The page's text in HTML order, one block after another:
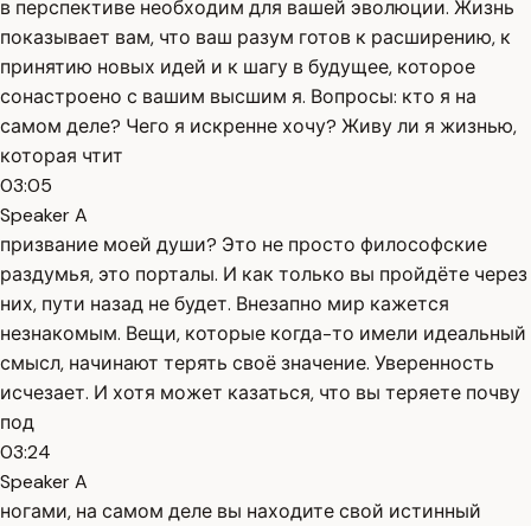
в перспективе необходим для вашей эволюции. Жизнь
показывает вам, что ваш разум готов к расширению, к
принятию новых идей и к шагу в будущее, которое
сонастроено с вашим высшим я. Вопросы: кто я на
самом деле? Чего я искренне хочу? Живу ли я жизнью,
которая чтит
03:05
Speaker A
призвание моей души? Это не просто философские
раздумья, это порталы. И как только вы пройдёте через
них, пути назад не будет. Внезапно мир кажется
незнакомым. Вещи, которые когда-то имели идеальный
смысл, начинают терять своё значение. Уверенность
исчезает. И хотя может казаться, что вы теряете почву
под
03:24
Speaker A
ногами, на самом деле вы находите свой истинный